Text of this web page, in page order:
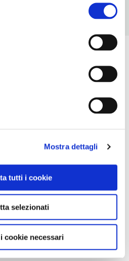
Mostra dettagli
tutti i cookie
selezionati
cookie necessari